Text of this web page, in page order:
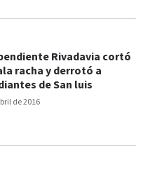
de 2016
Rivadavia cortó
racha y derrotó a
de San luis